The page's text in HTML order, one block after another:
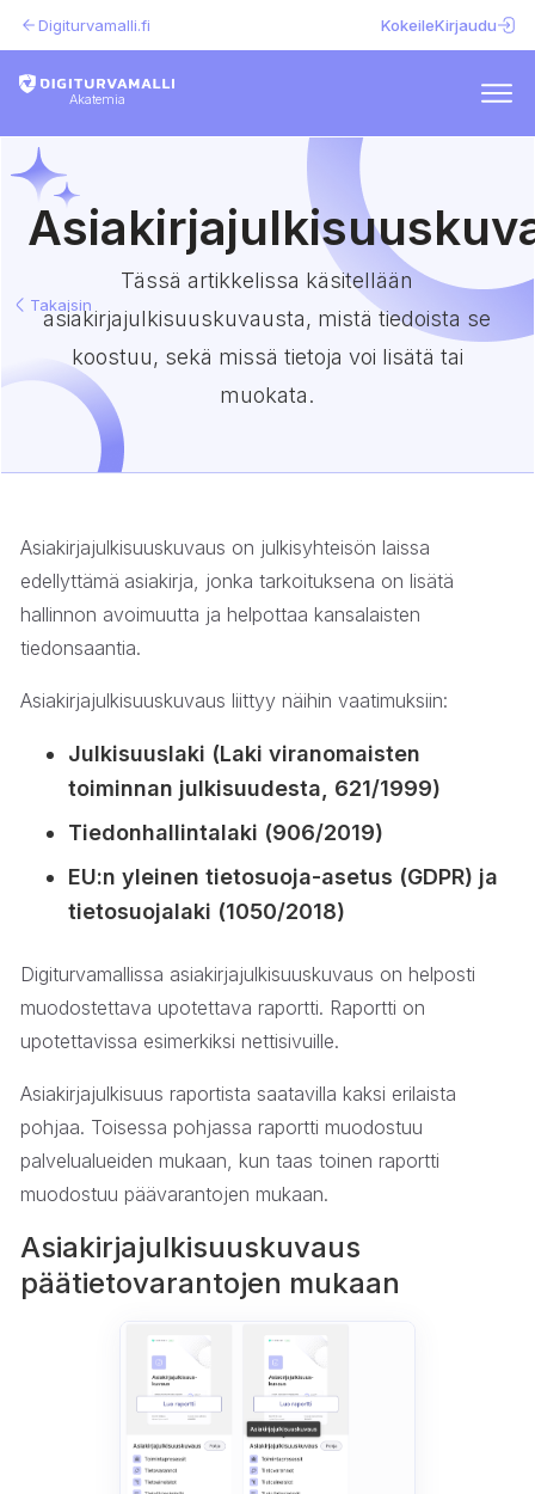
Digiturvamalli.fi KokeileKirjaudu
Akatemia
Takaisin
Tässä artikkelissa käsitellään
asiakirjajulkisuuskuvausta, mistä tiedoista se
koostuu, sekä missä tietoja voi lisätä tai
muokata.
Asiakirjajulkisuuskuvaus on julkisyhteisön laissa
edellyttämä asiakirja, jonka tarkoituksena on lisätä
hallinnon avoimuutta ja helpottaa kansalaisten
tiedonsaantia.
Asiakirjajulkisuuskuvaus liittyy näihin vaatimuksiin:
Julkisuuslaki (Laki viranomaisten
toiminnan julkisuudesta, 621/1999)
Tiedonhallintalaki (906/2019)
EU:n yleinen tietosuoja-asetus (GDPR) ja
tietosuojalaki (1050/2018)
Digiturvamallissa asiakirjajulkisuuskuvaus on helposti
muodostettava upotettava raportti. Raportti on
upotettavissa esimerkiksi nettisivuille.
Asiakirjajulkisuus raportista saatavilla kaksi erilaista
pohjaa. Toisessa pohjassa raportti muodostuu
palvelualueiden mukaan, kun taas toinen raportti
muodostuu päävarantojen mukaan.
Asiakirjajulkisuuskuvaus
päätietovarantojen mukaan